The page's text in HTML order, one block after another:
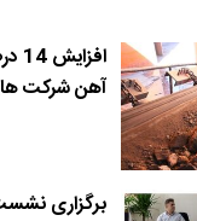
آهن شرکت
برگزاری